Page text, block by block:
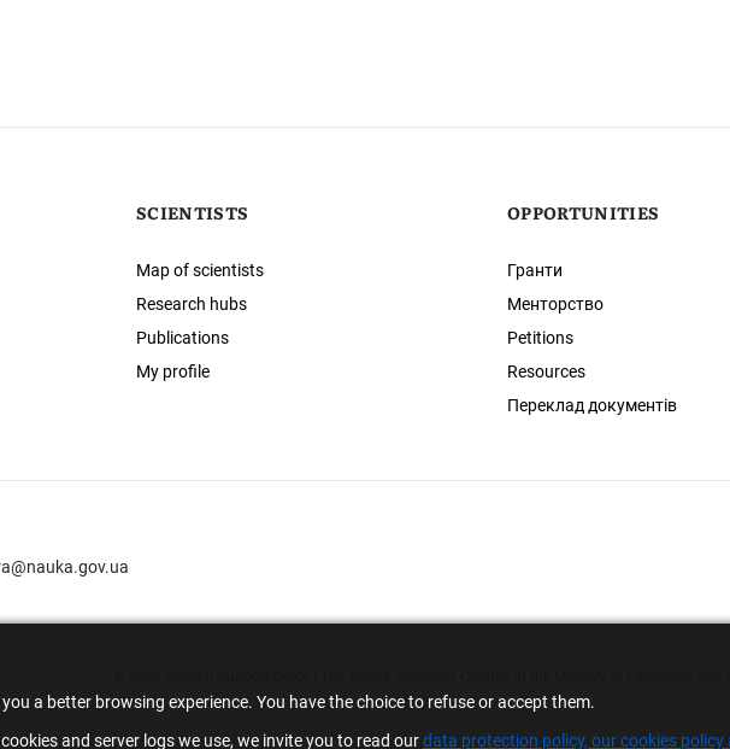
a better browsing experience. You have the choice to refuse or accept them.
and server logs we use, we invite you to read ourdata protection policy, our cookies
SCIENTISTS
Map of scientists
Research hubs
Publications
My profile
OPPORTUNITIES
Гранти
Менторство
Petitions
Resources
Переклад документів